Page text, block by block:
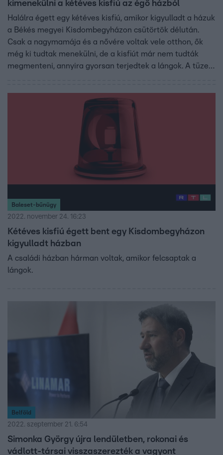
kimenekülni a kétéves kisfiú az égő házból
Halálra égett egy kétéves kisfiú, amikor kigyulladt a házuk
a Békés megyei Kisdombegyházon csütörtök délután.
Csak a nagymamája és a nővére voltak vele otthon, ők
még ki tudtak menekülni, de a kisfiút már nem tudták
megmenteni, annyira gyorsan terjedtek a lángok. A tüzet
Baleset-bűnügy
2022. november 24. 16:23
Kétéves kisfiú égett bent egy Kisdombegyházon
kigyulladt házban
A családi házban hárman voltak, amikor felcsaptak a
lángok.
Belföld
2022. szeptember 21. 6:54
Simonka György újra lendületben, rokonai és
vádlott-társai visszaszerezték a vagyont